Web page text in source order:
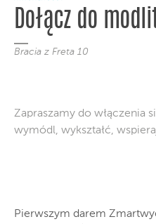
Dołącz do
Bracia z Freta 10
Zapraszamy do włączenia
wymódl, wykształć,
Pierwszym darem